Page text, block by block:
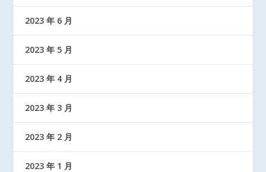
2023 年 6 月
2023 年 5 月
2023 年 4 月
2023 年 3 月
2023 年 2 月
2023 年 1 月